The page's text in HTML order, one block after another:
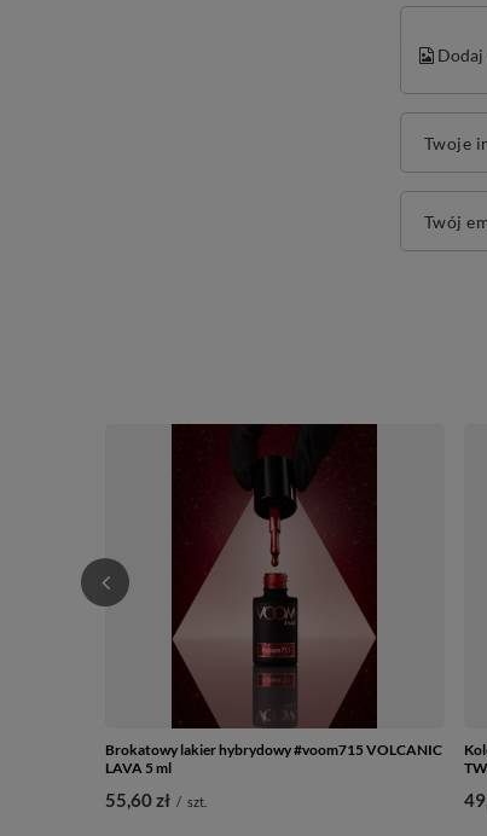
Dodaj
Twoje
Twój
Brokatowy lakier hybrydowy #voom715 VOLCANIC
LAVA 5 ml
55,60 zł / szt.